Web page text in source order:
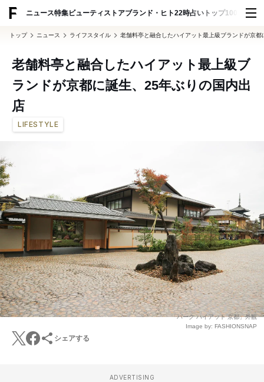
ニュース特集ビューティ ストアブランド・ヒト22時占い トップ100 スナッ
トップ ニュース ライフスタイル 老舗料亭と融合したハイアット最上級ブランドが京
老舗料亭と融合したハイアット最上級ブ
ランドが京都に誕生、25年ぶりの国内出
店
LIFESTYLE
「パーク ハイアット 京都」外観
Image by: FASHIONSNAP
シェアする
ADVERTISING